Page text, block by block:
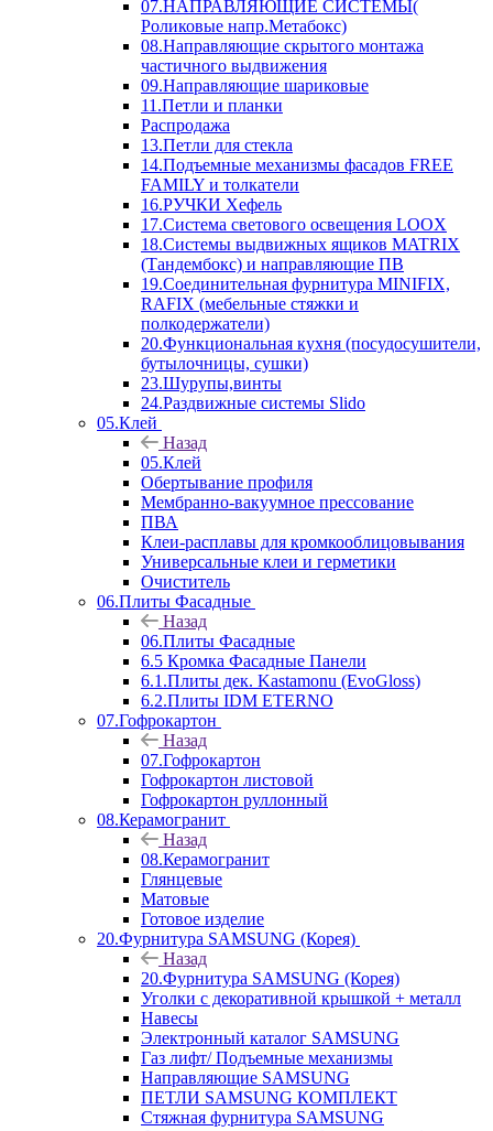
07.НАПРАВЛЯЮЩИЕ СИСТЕМЫ(
Роликовые напр.Метабокс)
08.Направляющие скрытого монтажа
частичного выдвижения
09.Направляющие шариковые
11.Петли и планки
Распродажа
13.Петли для стекла
14.Подъемные механизмы фасадов FREE
FAMILY и толкатели
16.РУЧКИ Хефель
17.Система светового освещения LOOX
18.Системы выдвижных ящиков MATRIX
(Тандембокс) и направляющие ПВ
19.Соединительная фурнитура MINIFIX,
RAFIX (мебельные стяжки и
полкодержатели)
20.Функциональная кухня (посудосушители,
бутылочницы, сушки)
23.Шурупы,винты
24.Раздвижные системы Slido
05.Клей
Назад
05.Клей
Обертывание профиля
Мембранно-вакуумное прессование
ПВА
Клеи-расплавы для кромкооблицовывания
Универсальные клеи и герметики
Очиститель
06.Плиты Фасадные
Назад
06.Плиты Фасадные
6.5 Кромка Фасадные Панели
6.1.Плиты дек. Kastamonu (EvoGloss)
6.2.Плиты IDM ETERNO
07.Гофрокартон
Назад
07.Гофрокартон
Гофрокартон листовой
Гофрокартон руллонный
08.Керамогранит
Назад
08.Керамогранит
Глянцевые
Матовые
Готовое изделие
20.Фурнитура SAMSUNG (Корея)
Назад
20.Фурнитура SAMSUNG (Корея)
Уголки с декоративной крышкой + металл
Навесы
Электронный каталог SAMSUNG
Газ лифт/ Подъемные механизмы
Направляющие SAMSUNG
ПЕТЛИ SAMSUNG КОМПЛЕКТ
Стяжная фурнитура SAMSUNG